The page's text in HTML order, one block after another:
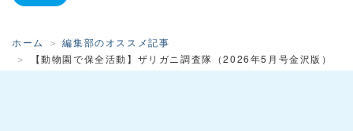
ホーム
編集部のオススメ記事
【動物園で保全活動】ザリガニ調査隊（2026年5月号金沢版）